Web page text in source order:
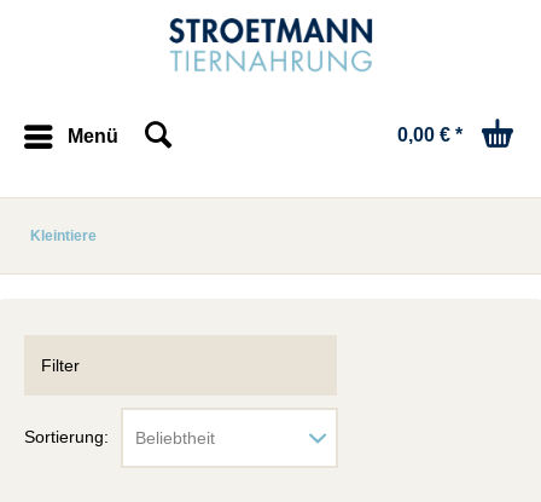
Menü 0,00 € *
Kleintiere
Filter
Sortierung: